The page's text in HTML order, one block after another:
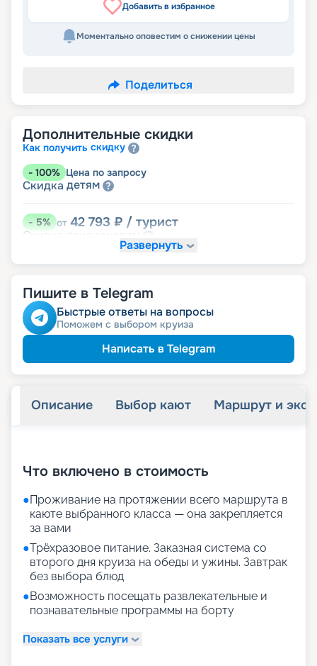
Добавить в избранное
Моментально оповестим о снижении цены
Поделиться
Дополнительные скидки
Как получить скидку
- 100% Цена по запросу
Скидка детям
-5% от 42 793 ₽ / турист
Скидка
Развернуть
Пишите в Telegram
Быстрые ответы на вопросы
Поможем с выбором круиза
Написать в Telegram
Описание Выбор кают Маршрут и
Что включено в стоимость
●Проживание на протяжении всего маршрута в
каюте выбранного класса — она закрепляется
за вами
●Трёхразовое питание. Заказная система со
второго дня круиза на обеды и ужины. Завтрак
без выбора блюд
●Возможность посещать развлекательные и
познавательные программы на борту
Показать все услуги